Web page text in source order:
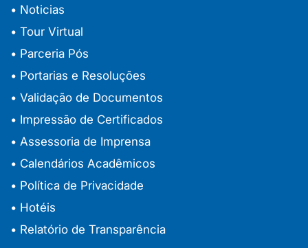
• Noticias
• Tour Virtual
• Parceria Pós
• Portarias e Resoluções
• Validação de Documentos
• Impressão de Certificados
• Assessoria de Imprensa
• Calendários Acadêmicos
• Política de Privacidade
• Hotéis
• Relatório de Transparência